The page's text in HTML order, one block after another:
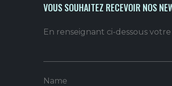
VOUS SOUHAITEZ RECEVOIR NOS
En renseignant ci-dessous
Name